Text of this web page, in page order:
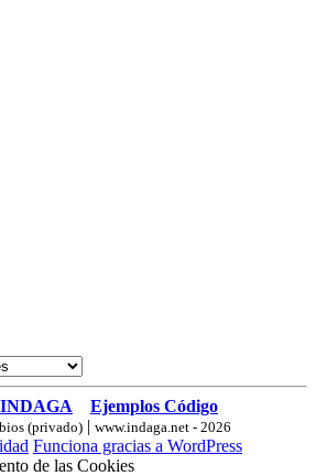
Ejemplos Código
(privado) | www.indaga.net - 2026
Funciona gracias a WordPress
de las Cookies